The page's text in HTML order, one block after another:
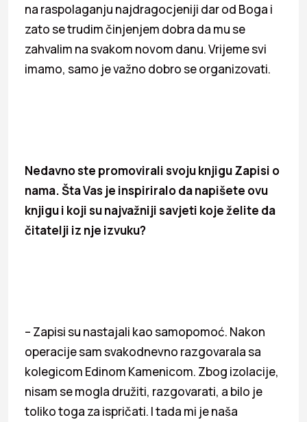
na raspolaganju najdragocjeniji dar od Boga i
zato se trudim činjenjem dobra da mu se
zahvalim na svakom novom danu. Vrijeme svi
imamo, samo je važno dobro se organizovati.
Nedavno ste promovirali svoju knjigu Zapisi o
nama. Šta Vas je inspiriralo da napišete ovu
knjigu i koji su najvažniji savjeti koje želite da
čitatelji iz nje izvuku?
– Zapisi su nastajali kao samopomoć. Nakon
operacije sam svakodnevno razgovarala sa
kolegicom Edinom Kamenicom. Zbog izolacije,
nisam se mogla družiti, razgovarati, a bilo je
toliko toga za ispričati. I tada mi je naša